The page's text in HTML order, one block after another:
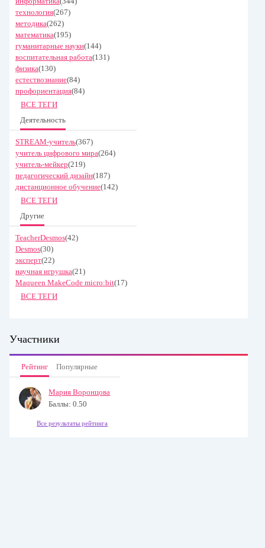
технология(267)
методика(262)
математика(195)
гуманитарные науки(144)
воспитательная работа(131)
физика(130)
естествознание(84)
профориентация(84)
ВСЕ ТЕГИ
Деятельность
STREAM-учитель(367)
учитель цифрового мира(264)
учитель-мейкер(219)
педагогический дизайн(187)
дистанционное обучение(142)
ВСЕ ТЕГИ
Другие
TeacherDesmos(42)
Desmos(30)
эксперт(22)
научная игрушка(21)
Maqueen MakeCode micro:bit(17)
ВСЕ ТЕГИ
Участники
Рейтинг Популярные
Мария Воронцова
Баллы: 0.50
Все результаты рейтинга